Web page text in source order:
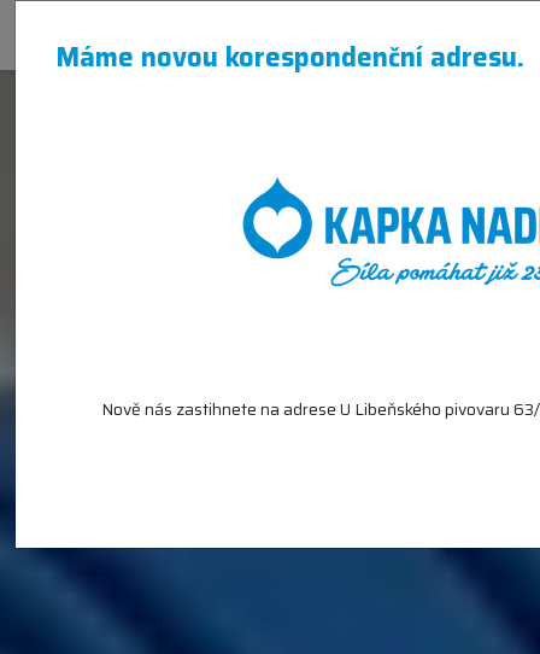
Máme novou korespondenční adresu.
Nově nás zastihnete na adrese U Libeňského pivovaru